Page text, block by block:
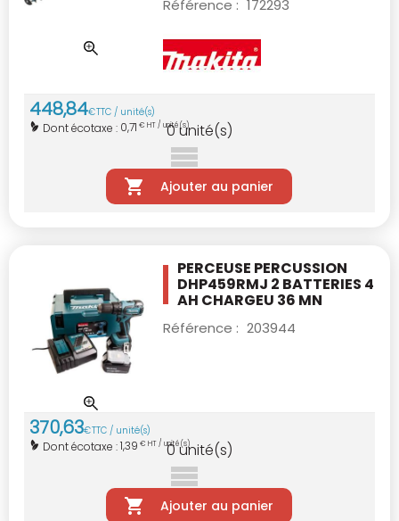
Référence : 172293
448,84€TTC / unité(s)
Dont écotaxe : 0,71 € HT / unité(s)
0unité(s)
Ajouter au panier
PERCEUSE PERCUSSION
DHP459RMJ 2 BATTERIES 4
AH CHARGEU 36 MN
Référence : 203944
370,63€TTC / unité(s)
Dont écotaxe :1,39 € HT / unité(s)
0 unité(s)
Ajouter au panier